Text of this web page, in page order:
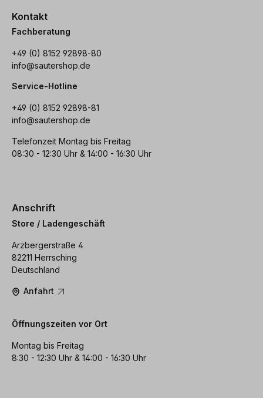
Kontakt
Fachberatung
+49 (0) 8152 92898-80
info@sautershop.de
Service-Hotline
+49 (0) 8152 92898-81
info@sautershop.de
Telefonzeit Montag bis Freitag
08:30 - 12:30 Uhr & 14:00 - 16:30 Uhr
Anschrift
Store / Ladengeschäft
Arzbergerstraße 4
82211 Herrsching
Deutschland
Anfahrt
Öffnungszeiten vor Ort
Montag bis Freitag
8:30 - 12:30 Uhr & 14:00 - 16:30 Uhr